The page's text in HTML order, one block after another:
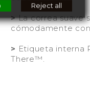
>La correa suave
cómodamente
> Etiqueta interna
There™.
Reject all